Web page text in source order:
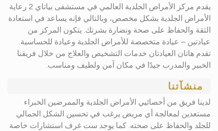
يقدم مركز الأمراض الجلدية العالمي في مستشفى بياتاي 2 رعاية
الأمراض الجلدية بشكل مخصص، وبالتالي فإنه يساعد في استعادة
الثقة والحفاظ على صحة ونضارة بشرتك. يتكون المركز من
عيادتين – عيادة متخصصة للأمراض الجلدية وعيادة للحساسية.
تقدم هاتان العيادتان خدمات التشخيص والعلاج من خلال فريقنا
الخبير والمدرب جيدًا في مكان آمن ولطيف ومناسب.
منشآتنا
لدينا فريق من أخصائيي الأمراض الجلدية والممرضين الخبراء
مستعدين لمعالجة أي مريض يرغب في تحسين الشكل الجمالي
للجلد والحفاظ على صحته. كما يوجد ست غرف استشارات خاصة